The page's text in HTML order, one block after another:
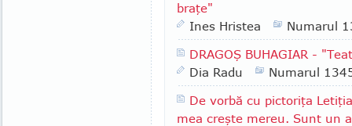
braţe"
Ines Hristea
Numarul
DRAGOŞ BUHAGIAR -
Dia Radu
Numarul
De vorbă cu pictoriţa
mea creşte mereu. Sunt un